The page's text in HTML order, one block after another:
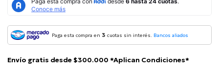
Paga esta compra en 3 cuotas sin interés. Bancos aliados
Envío gratis desde $300.000 *Aplican Condiciones*